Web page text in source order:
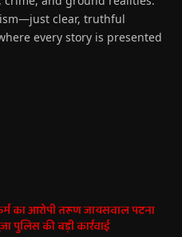
clear, truthful
every story is presented
का आरोपी तरूण जायसवाल पटना
पुलिस की बड़ी कार्रवाई